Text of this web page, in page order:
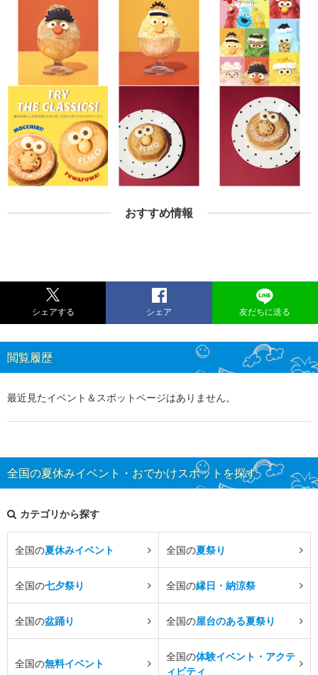
おすすめ情報
シェアする シェア 友だちに送る
閲覧履歴
最近見たイベント＆スポットページはありません。
全国の夏休みイベント・おでかけスポットを探す
カテゴリから探す
全国の夏休みイベント 全国の夏祭り
全国の七夕祭り 全国の縁日・納涼祭
全国の盆踊り 全国の屋台のある夏祭り
全国の無料イベント
全国の体験イベント・アクテ
ィビティ